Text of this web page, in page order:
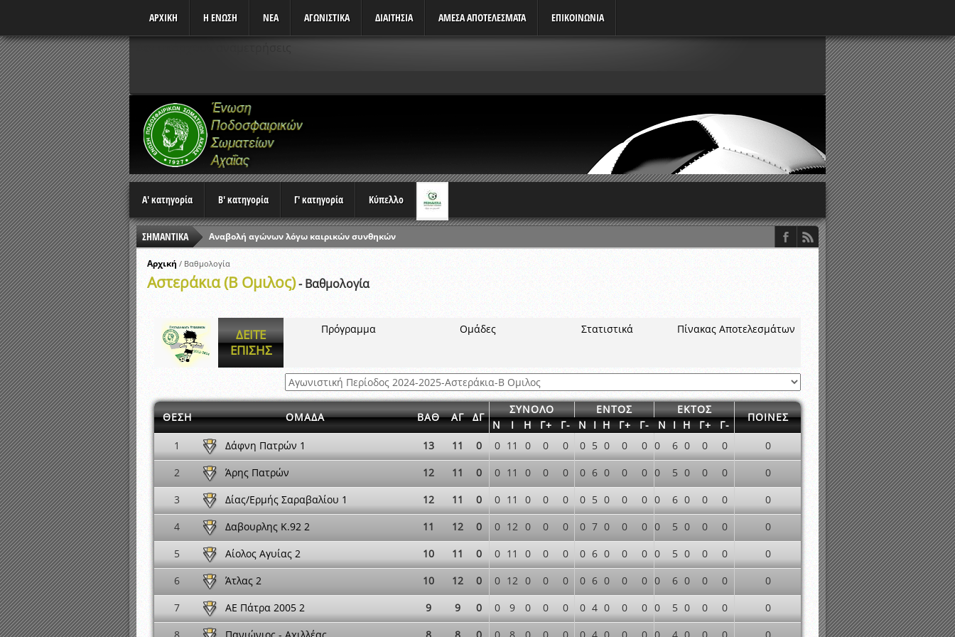
ΑΡΧΙΚΗ Η ΕΝΩΣΗ ΝΕΑ ΑΓΩΝΙΣΤΙΚΆ ΔΙΑΙΤΗΣΙΑ ΑΜΕΣΑ ΑΠΟΤΕΛΕΣΜΑΤΑ ΕΠΙΚΟΙΝΩΝΙΑ
Α' κατηγορία Β' κατηγορία Γ' κατηγορία Κύπελλο
ΣΗΜΑΝΤΙΚΑ
Αναβολή αγώνων λόγω καιρικών συνθηκών
Ώρες έναρξης αγώνων Πρωταθλημάτων
Αποτελέσματα επαναληπτικών γραπτών εξετάσεων και αγωνιστικών δοκιμασιών διαιτητών και παρατηρητών ΕΠΣΑ
Αποτελέσματα γραπτών εξετάσεων Σεμιναρίου προεπιλογής Διαιτητών και Παρατηρητών ΕΠΣΑ αγωνιστικής περιόδου 2015-2016
Καταρτισμός ομάδων ανα όμιλο
Αρχική / Βαθμολογία
Αστεράκια (Β Ομιλος)- Βαθμολογία
ΔΕΙΤΕ
ΕΠΙΣΗΣ
Πρόγραμμα Ομάδες Στατιστικά Πίνακας Αποτελεσμάτων
ΘΕΣΗ ΟΜΑΔΑ ΒΑΘ ΑΓ ΔΓ
ΣΥΝΟΛΟ ΕΝΤΟΣ ΕΚΤΟΣ
ΠΟΙΝΕΣ
Ν Ι Η Γ+ Γ- Ν Ι Η Γ+ Γ- Ν Ι Η Γ+
Γ-
1
Δάφνη Πατρών 1 13 11 0 0 11 0 0 0 0 5 0 0 0 0 6 0 0 0
0
2
Άρης Πατρών 12 11 0 0 11 0 0 0 0 6 0 0 0 0 5 0 0 0
0
3
Δίας/Ερμής Σαραβαλίου 1 12 11 0 0 11 0 0 0 0 5 0 0 0 0 6 0 0 0
0
4
Δαβουρλης Κ.92 2 11 12 0 0 12 0 0 0 0 7 0 0 0 0 5 0 0 0
0
5
Αίολος Αγυίας 2 10 11 0 0 11 0 0 0 0 6 0 0 0 0 5 0 0 0
0
6
Άτλας 2 10 12 0 0 12 0 0 0 0 6 0 0 0 0 6 0 0 0
0
7
ΑΕ Πάτρα 2005 2 9 9 0 0 9 0 0 0 0 4 0 0 0 0 5 0 0 0
0